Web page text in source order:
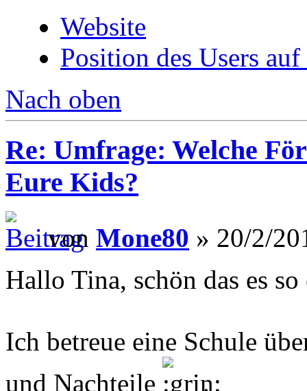
Website
Position des Users
Nach oben
Re: Umfrage: Welche
Eure Kids?
von Mone80 » 20/2/
Hallo Tina, schön das es
Ich betreue eine Schule
und Nachteile
.